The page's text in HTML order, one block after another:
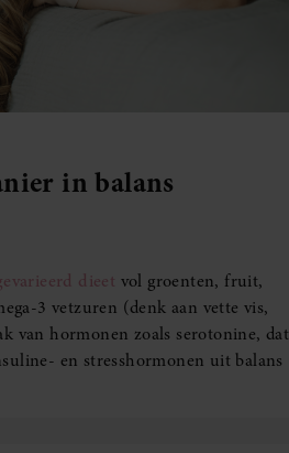
in balans
dieet vol groenten, fruit,
3 vetzuren (denk aan vette vis,
van hormonen zoals serotonine, dat
en stresshormonen uit balans